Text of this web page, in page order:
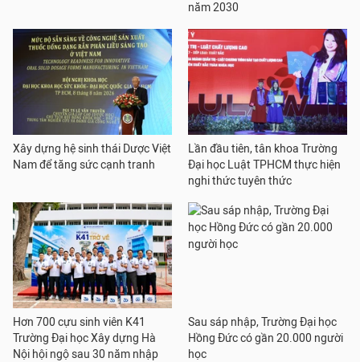
năm 2030
Xây dựng hệ sinh thái Dược Việt
Nam để tăng sức cạnh tranh
Lần đầu tiên, tân khoa Trường
Đại học Luật TPHCM thực hiện
nghi thức tuyên thức
Hơn 700 cựu sinh viên K41
Trường Đại học Xây dựng Hà
Nội hội ngộ sau 30 năm nhập
Sau sáp nhập, Trường Đại học
Hồng Đức có gần 20.000 người
học